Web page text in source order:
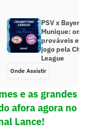
PSV x Bayern
Munique:
prováveis
jogo pela
League
Onde Assistir
e as grandes
afora agora no
Lance!